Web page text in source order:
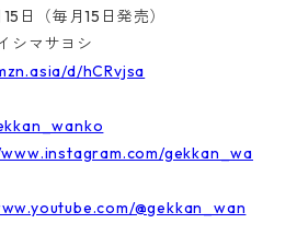
日（毎月15日発売）
シマサヨシ
d/hCRvjsa
gekkan_wa
@gekkan_wan